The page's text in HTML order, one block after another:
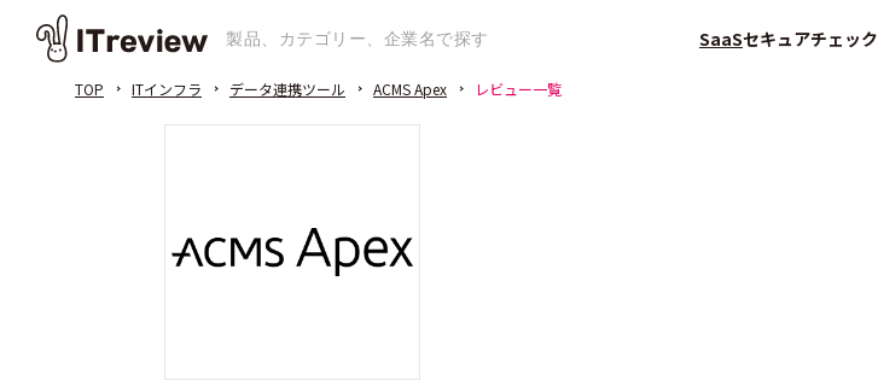
SaaSセキュアチェック
TOP ITインフラ データ連携ツール ACMS Apex レビュー一覧